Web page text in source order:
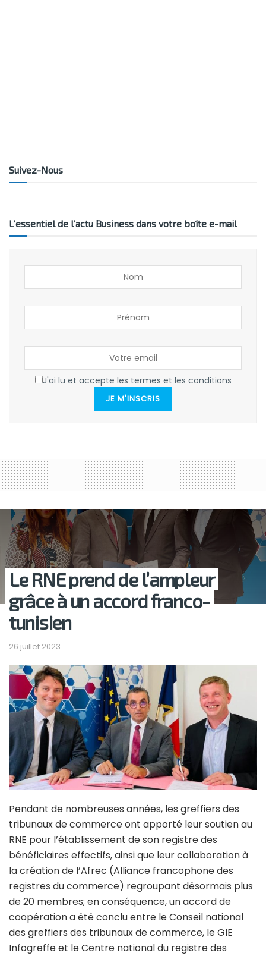
Suivez-Nous
L’essentiel de l’actu Business dans votre boîte e-mail
J'ai lu et accepte les termes et les conditions
JE M'INSCRIS
Le RNE prend de l’ampleur
grâce à un accord franco-
tunisien
26 juillet 2023
Pendant de nombreuses années, les greffiers des
tribunaux de commerce ont apporté leur soutien au
RNE pour l’établissement de son registre des
bénéficiaires effectifs, ainsi que leur collaboration à
la création de l’Afrec (Alliance francophone des
registres du commerce) regroupant désormais plus
de 20 membres; en conséquence, un accord de
coopération a été conclu entre le Conseil national
des greffiers des tribunaux de commerce, le GIE
Infogreffe et le Centre national du registre des